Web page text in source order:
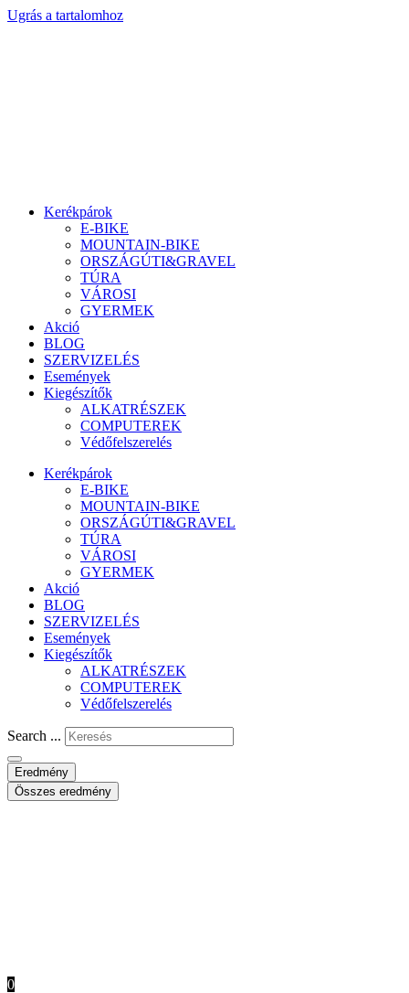
Ugrás a tartalomhoz
Kerékpárok
E-BIKE
MOUNTAIN-BIKE
ORSZÁGÚTI&GRAVEL
TÚRA
VÁROSI
GYERMEK
Akció
BLOG
SZERVIZELÉS
Események
Kiegészítők
ALKATRÉSZEK
COMPUTEREK
Védőfelszerelés
Kerékpárok
E-BIKE
MOUNTAIN-BIKE
ORSZÁGÚTI&GRAVEL
TÚRA
VÁROSI
GYERMEK
Akció
BLOG
SZERVIZELÉS
Események
Kiegészítők
ALKATRÉSZEK
COMPUTEREK
Védőfelszerelés
Search ...
Eredmény
Összes eredmény
0